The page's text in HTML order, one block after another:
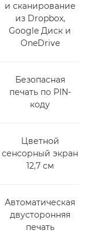
и сканирование
из Dropbox,
Google Диск и
OneDrive
Безопасная
печать по PIN-
коду
Цветной
сенсорный экран
12,7 см
Автоматическая
двусторонняя
печать